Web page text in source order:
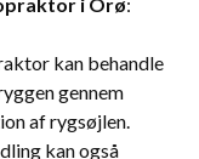
kan behandle
gennem
af rygsøjlen.
kan også